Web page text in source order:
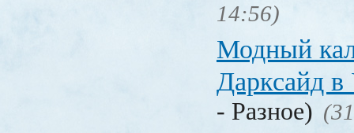
14:56)
Модный
Дарксайд в
- Разное)